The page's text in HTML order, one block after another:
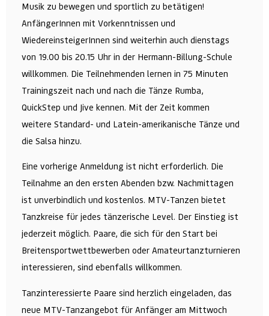
Musik zu bewegen und sportlich zu betätigen!
AnfängerInnen mit Vorkenntnissen und
WiedereinsteigerInnen sind weiterhin auch dienstags
von 19.00 bis 20.15 Uhr in der Hermann-Billung-Schule
willkommen. Die Teilnehmenden lernen in 75 Minuten
Trainingszeit nach und nach die Tänze Rumba,
QuickStep und Jive kennen. Mit der Zeit kommen
weitere Standard- und Latein-amerikanische Tänze und
die Salsa hinzu.
Eine vorherige Anmeldung ist nicht erforderlich. Die
Teilnahme an den ersten Abenden bzw. Nachmittagen
ist unverbindlich und kostenlos. MTV-Tanzen bietet
Tanzkreise für jedes tänzerische Level. Der Einstieg ist
jederzeit möglich. Paare, die sich für den Start bei
Breitensportwettbewerben oder Amateurtanzturnieren
interessieren, sind ebenfalls willkommen.
Tanzinteressierte Paare sind herzlich eingeladen, das
neue MTV-Tanzangebot für Anfänger am Mittwoch